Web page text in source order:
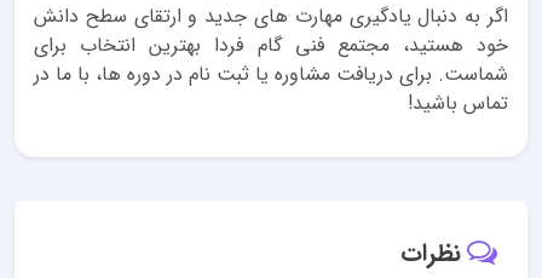
اگر به دنبال یادگیری مهارت های جدید و ارتقای سطح دانش
خود هستید، مجتمع فنی گام فردا بهترین انتخاب برای
شماست. برای دریافت مشاوره یا ثبت نام در دوره ها، با ما در
تماس باشید!
نظرات